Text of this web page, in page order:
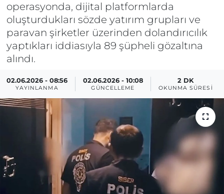
operasyonda, dijital platformlarda
oluşturdukları sözde yatırım grupları ve
paravan şirketler üzerinden dolandırıcılık
yaptıkları iddiasıyla 89 şüpheli gözaltına
alındı.
02.06.2026 - 08:56
YAYINLANMA
02.06.2026 - 10:08
GÜNCELLEME
2 DK
OKUNMA SÜRESI